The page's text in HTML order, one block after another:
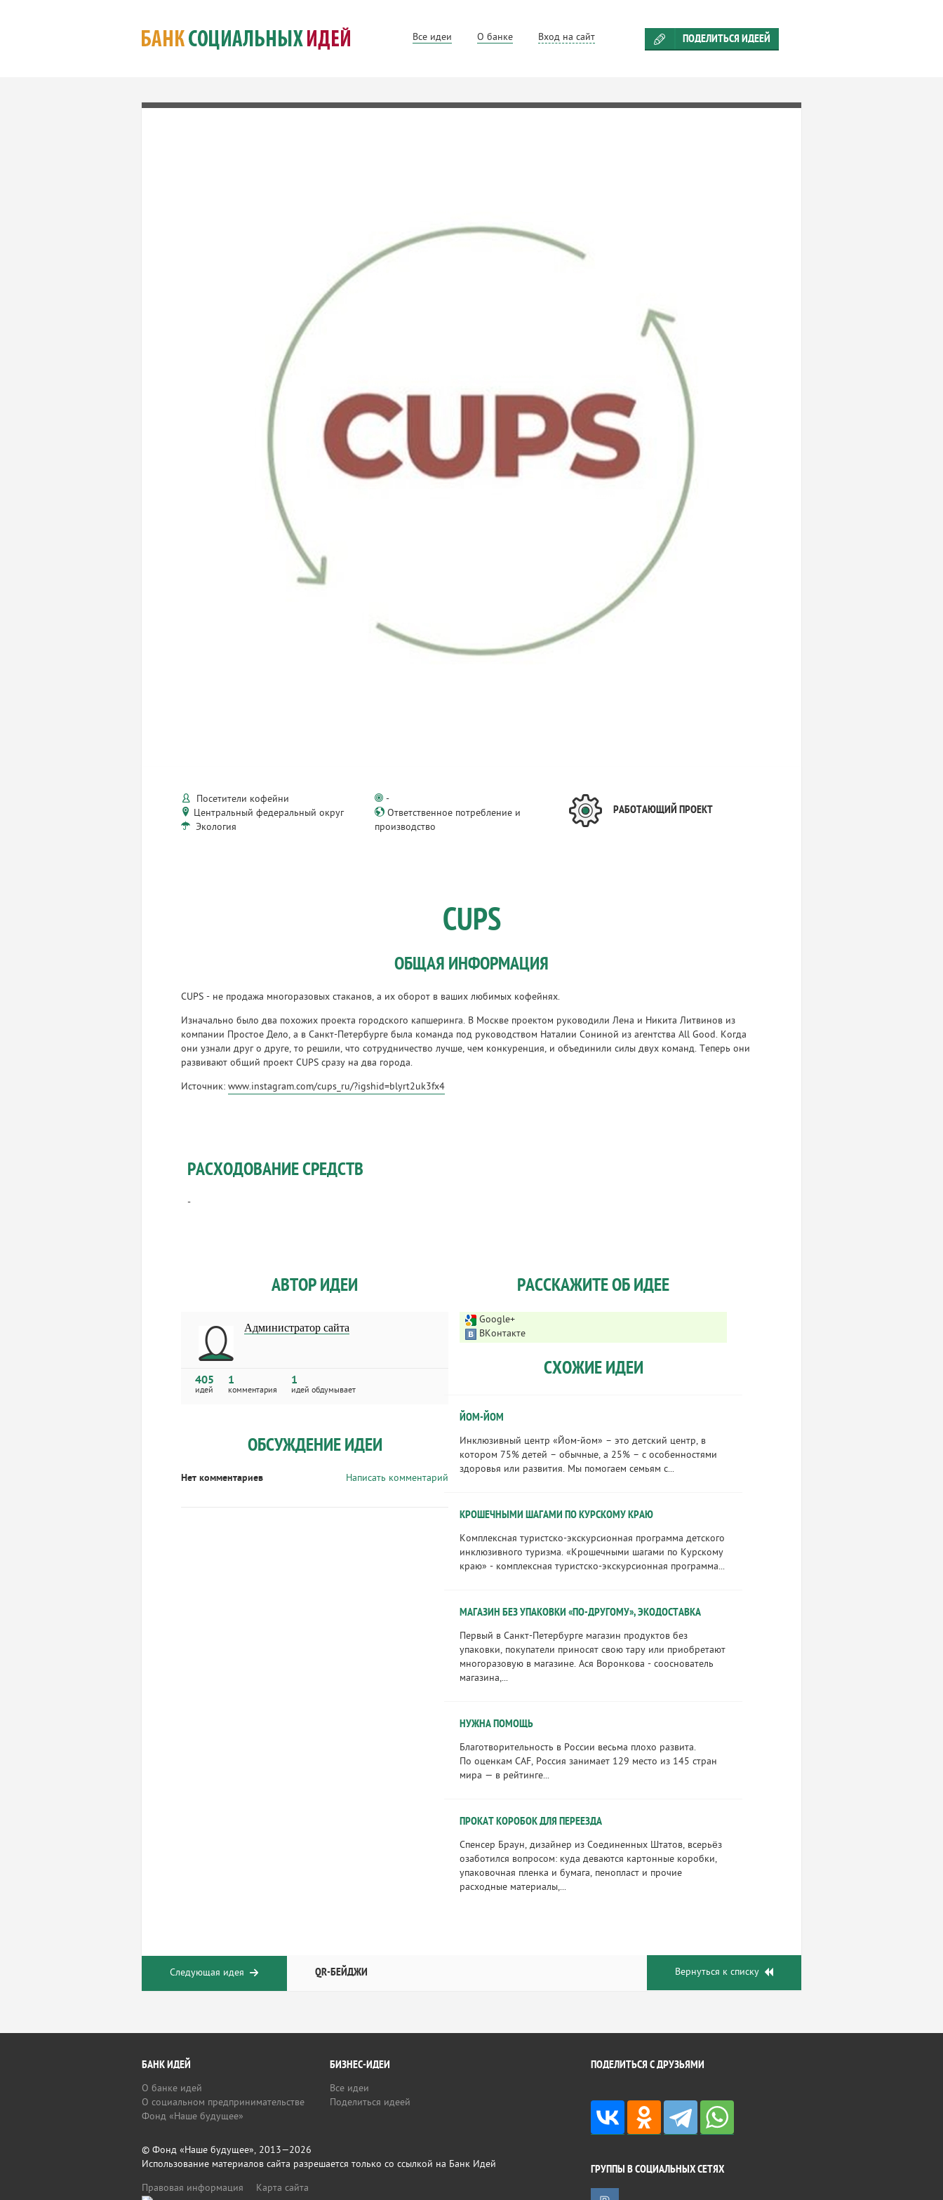
Все идеи О банке Вход на сайт ПОДЕЛИТЬСЯ ИДЕЕЙ
Посетители кофейни
Центральный федеральный округ
Экология
-
Ответственное потребление и
производство
РАБОТАЮЩИЙ ПРОЕКТ
CUPS
ОБЩАЯ ИНФОРМАЦИЯ
CUPS - не продажа многоразовых стаканов, а их оборот в ваших любимых кофейнях.
Изначально было два похожих проекта городского капшеринга. В Москве проектом руководили Лена и Никита Литвинов из
компании Простое Дело, а в Санкт-Петербурге была команда под руководством Наталии Сониной из агентства All Good. Когда
они узнали друг о друге, то решили, что сотрудничество лучше, чем конкуренция, и объединили силы двух команд. Теперь они
развивают общий проект CUPS сразу на два города.
Источник:www.instagram.com/cups_ru/?igshid=blyrt2uk3fx4
РАСХОДОВАНИЕ СРЕДСТВ
-
АВТОР ИДЕИ
Администратор сайта
405
идей
1
комментария
1
идей обдумывает
ОБСУЖДЕНИЕ ИДЕИ
Написать комментарий
Нет комментариев
РАССКАЖИТЕ ОБ ИДЕЕ
Google+
ВКонтакте
СХОЖИЕ ИДЕИ
ЙОМ-ЙОМ
Инклюзивный центр «Йом-йом» – это детский центр, в
котором 75% детей – обычные, а 25% – с особенностями
здоровья или развития. Мы помогаем семьям с...
КРОШЕЧНЫМИ ШАГАМИ ПО КУРСКОМУ КРАЮ
Комплексная туристско-экскурсионная программа детского
инклюзивного туризма. «Крошечными шагами по Курскому
краю» - комплексная туристско-экскурсионная программа...
МАГАЗИН БЕЗ УПАКОВКИ «ПО-ДРУГОМУ», ЭКОДОСТАВКА
Первый в Санкт-Петербурге магазин продуктов без
упаковки, покупатели приносят свою тару или приобретают
многоразовую в магазине. Ася Воронкова - сооснователь
магазина,...
НУЖНА ПОМОЩЬ
Благотворительность в России весьма плохо развита.
По оценкам CAF, Россия занимает 129 место из 145 стран
мира — в рейтинге...
ПРОКАТ КОРОБОК ДЛЯ ПЕРЕЕЗДА
Спенсер Браун, дизайнер из Соединенных Штатов, всерьёз
озаботился вопросом: куда деваются картонные коробки,
упаковочная пленка и бумага, пенопласт и прочие
расходные материалы,...
Следующая идея QR-БЕЙДЖИ Вернуться к списку
БАНК ИДЕЙ
О банке идей
О социальном предпринимательстве
Фонд «Наше будущее»
БИЗНЕС-ИДЕИ
Все идеи
Поделиться идеей
© Фонд «Наше будущее», 2013—2026
Использование материалов сайта разрешается только со ссылкой на Банк Идей
Правовая информация
Карта сайта
ПОДЕЛИТЬСЯ С ДРУЗЬЯМИ
ГРУППЫ В СОЦИАЛЬНЫХ СЕТЯХ